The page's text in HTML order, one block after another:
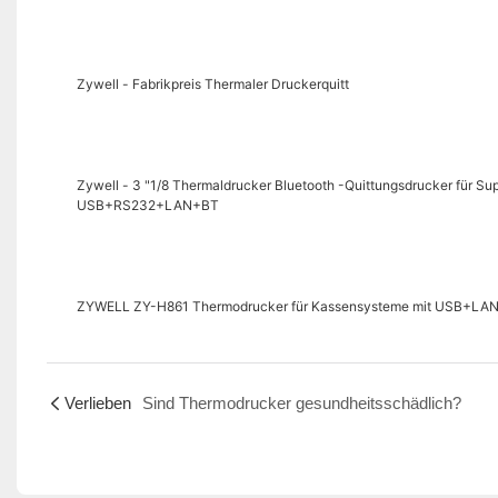
Zywell - Fabrikpreis Thermaler Druckerquitt
Zywell - 3 "1/8 Thermaldrucker Bluetooth -Quittungsdrucker für
USB+RS232+LAN+BT
ZYWELL ZY-H861 Thermodrucker für Kassensysteme mit
Verlieben Sind Thermodrucker gesundheitsschädlich?